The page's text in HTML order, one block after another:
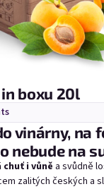
7
Provence
boxu 20l
vinárny, na
nebude na
chuť i vůně a svůdně
zalitých českých a